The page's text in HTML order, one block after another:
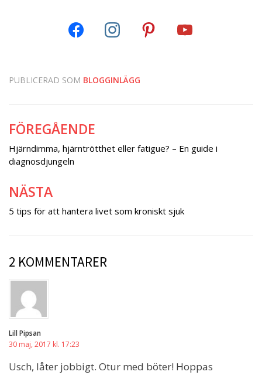
PUBLICERAD SOM BLOGGINLÄGG
Inläggsnavigering
FÖREGÅENDE
Hjärndimma, hjärntrötthet eller fatigue? – En guide i
diagnosdjungeln
NÄSTA
5 tips för att hantera livet som kroniskt sjuk
2 KOMMENTARER
Lill Pipsan
30 maj, 2017 kl. 17:23
Usch, låter jobbigt. Otur med böter! Hoppas